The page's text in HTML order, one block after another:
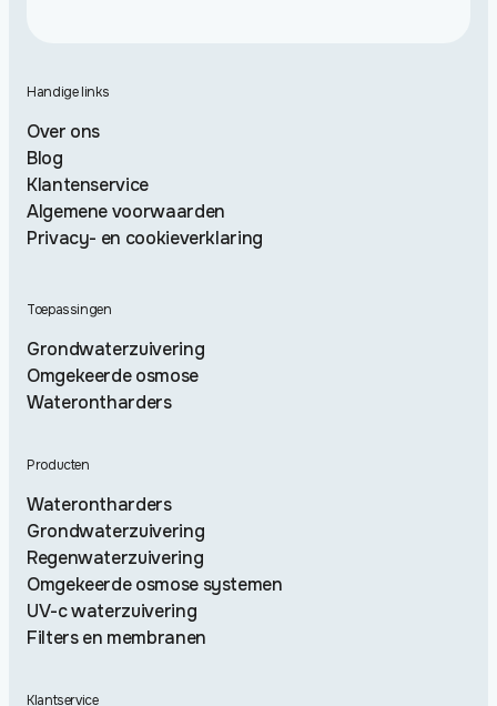
Handige links
Over ons
Blog
Klantenservice
Algemene voorwaarden
Privacy- en cookieverklaring
Toepassingen
Grondwaterzuivering
Omgekeerde osmose
Waterontharders
Producten
Waterontharders
Grondwaterzuivering
Regenwaterzuivering
Omgekeerde osmose systemen
UV-c waterzuivering
Filters en membranen
Klantservice